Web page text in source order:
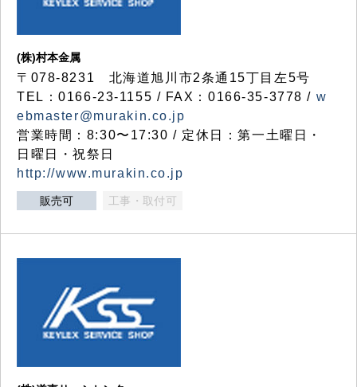
(株)村本金属
〒078-8231 北海道旭川市2条通15丁目左5号
TEL：0166-23-1155 / FAX：0166-35-3778 / w
ebmaster@murakin.co.jp
営業時間：8:30〜17:30 / 定休日：第一土曜日・
日曜日・祝祭日
http://www.murakin.co.jp
販売可 工事・取付可